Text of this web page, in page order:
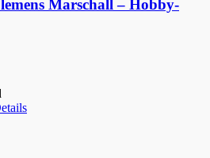
Marschall – Hobby-